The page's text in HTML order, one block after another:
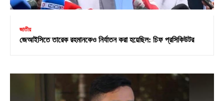
জাতীয়
জেআইসিতে তারেক রহমানকেও নির্যাতন করা হয়েছিল: চিফ প্রসিকিউটর